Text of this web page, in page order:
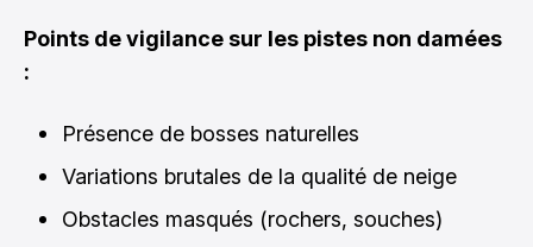
Points de vigilance sur les pistes non damées
:
Présence de bosses naturelles
Variations brutales de la qualité de neige
Obstacles masqués (rochers, souches)